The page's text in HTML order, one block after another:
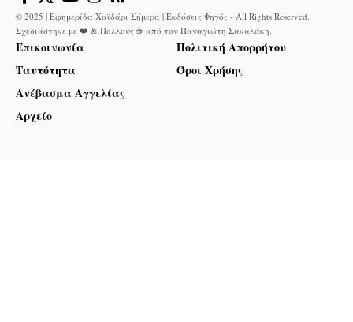
© 2025 | Εφημερίδα Χαϊδάρι Σήμερα | Εκδόσεις Φηγός - All Rights Reserved.
Σχεδιάστηκε με ❤️ & Πολλούς ☕ από τον Παναγιώτη Σακαλάκη.
Επικοινωνία
Ταυτότητα
Ανέβασμα Αγγελίας
Αρχείο
Πολιτική Απορρήτου
Όροι Χρήσης